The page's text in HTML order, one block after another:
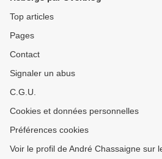
Top articles
Pages
Contact
Signaler un abus
C.G.U.
Cookies et données personnelles
Préférences cookies
Voir le profil de André Chassaigne sur